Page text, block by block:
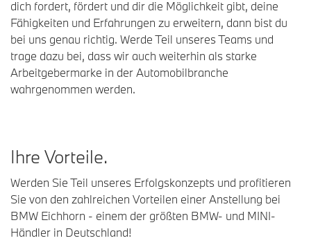
dich fordert, fördert und dir die Möglichkeit gibt, deine
Fähigkeiten und Erfahrungen zu erweitern, dann bist du
bei uns genau richtig. Werde Teil unseres Teams und
trage dazu bei, dass wir auch weiterhin als starke
Arbeitgebermarke in der Automobilbranche
wahrgenommen werden.
Ihre Vorteile.
Werden Sie Teil unseres Erfolgskonzepts und profitieren
Sie von den zahlreichen Vorteilen einer Anstellung bei
BMW Eichhorn - einem der größten BMW- und MINI-
Händler in Deutschland!